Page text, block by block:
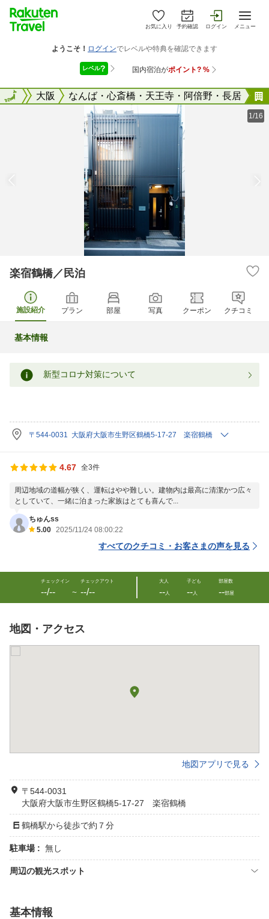
お気に入り 予約確認 ログイン メニュー
阪府 大阪 なんば・心斎橋・天王寺・阿倍野・長居
全国
1/16
楽宿鶴橋／民泊
施設紹介 プラン 部屋 写真 クーポン クチコミ
基本情報
新型コロナ対策について
〒544-0031 大阪府大阪市生野区鶴橋5-17-27 楽宿鶴橋
4.67 全3件
周辺地域の道幅が狭く、運転はやや難しい。建物内は最高に清潔かつ広々
としていて、一緒に泊まった家族はとても喜んで...
ちゅんss
5.00 2025/11/24 08:00:22
すべてのクチコミ・お客さまの声を見る
チェックイン
--/-- 〜
チェックアウト
--/--
大人
--人
子ども
--人
部屋数
--部屋
地図・アクセス
地図アプリで見る
〒544-0031
大阪府大阪市生野区鶴橋5-17-27 楽宿鶴橋
鶴橋駅から徒歩で約７分
駐車場 : 無し
周辺の観光スポット
基本情報